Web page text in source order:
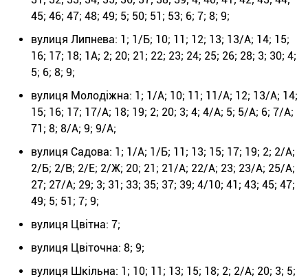
45; 46; 47; 48; 49; 5; 50; 51; 53; 6; 7; 8; 9;
вулиця Липнева: 1; 1/Б; 10; 11; 12; 13; 13/А; 14; 15;
16; 17; 18; 1А; 2; 20; 21; 22; 23; 24; 25; 26; 28; 3; 30; 4;
5; 6; 8; 9;
вулиця Молодіжна: 1; 1/А; 10; 11; 11/А; 12; 13/А; 14;
15; 16; 17; 17/А; 18; 19; 2; 20; 3; 4; 4/А; 5; 5/А; 6; 7/А;
71; 8; 8/А; 9; 9/А;
вулиця Садова: 1; 1/А; 1/Б; 11; 13; 15; 17; 19; 2; 2/А;
2/Б; 2/В; 2/Е; 2/Ж; 20; 21; 21/А; 22/А; 23; 23/А; 25/А;
27; 27/А; 29; 3; 31; 33; 35; 37; 39; 4/10; 41; 43; 45; 47;
49; 5; 51; 7; 9;
вулиця Цвітна: 7;
вулиця Цвіточна: 8; 9;
вулиця Шкільна: 1; 10; 11; 13; 15; 18; 2; 2/А; 20; 3; 5;